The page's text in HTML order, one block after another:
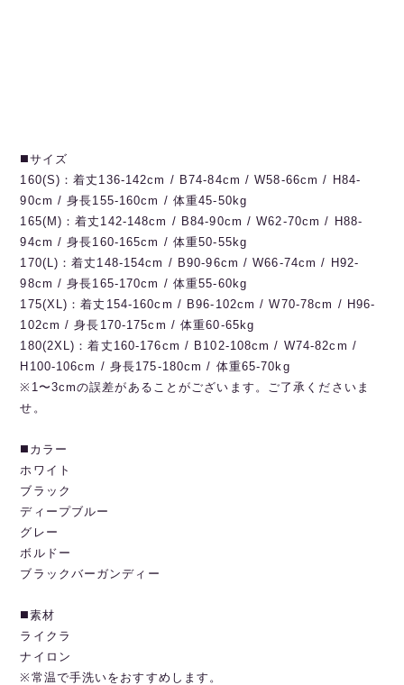
◼️サイズ
160(S)：着丈136-142cm / B74-84cm / W58-66cm / H84-
90cm / 身長155-160cm / 体重45-50kg
165(M)：着丈142-148cm / B84-90cm / W62-70cm / H88-
94cm / 身長160-165cm / 体重50-55kg
170(L)：着丈148-154cm / B90-96cm / W66-74cm / H92-
98cm / 身長165-170cm / 体重55-60kg
175(XL)：着丈154-160cm / B96-102cm / W70-78cm / H96-
102cm / 身長170-175cm / 体重60-65kg
180(2XL)：着丈160-176cm / B102-108cm / W74-82cm /
H100-106cm / 身長175-180cm / 体重65-70kg
※1〜3cmの誤差があることがございます。ご了承くださいま
せ。
◼️カラー
ホワイト
ブラック
ディープブルー
グレー
ボルドー
ブラックバーガンディー
◼️素材
ライクラ
ナイロン
※常温で手洗いをおすすめします。